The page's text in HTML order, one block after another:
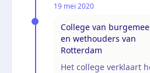
19 mei 2020
College van
en wethouders van
Rotterdam
Het college verklaart